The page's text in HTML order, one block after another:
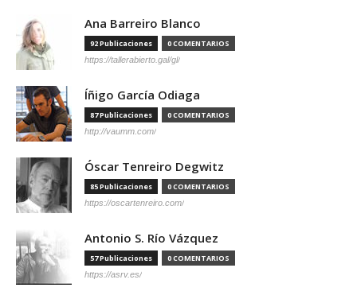
Ana Barreiro Blanco
92 Publicaciones 0 COMENTARIOS
https://tallerabierto.gal/gl/
Íñigo García Odiaga
87 Publicaciones 0 COMENTARIOS
http://vaumm.com/
Óscar Tenreiro Degwitz
85 Publicaciones 0 COMENTARIOS
https://oscartenreiro.com/
Antonio S. Río Vázquez
57 Publicaciones 0 COMENTARIOS
https://asrv.es/